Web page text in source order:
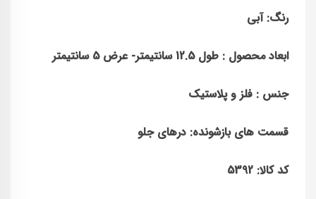
رنگ: آبی
ابعاد محصول : طول 12.5 سانتیمتر- عرض 5 سانتیمتر
جنس : فلز و پلاستیک
قسمت های بازشونده: درهای جلو
کد کالا: 5392